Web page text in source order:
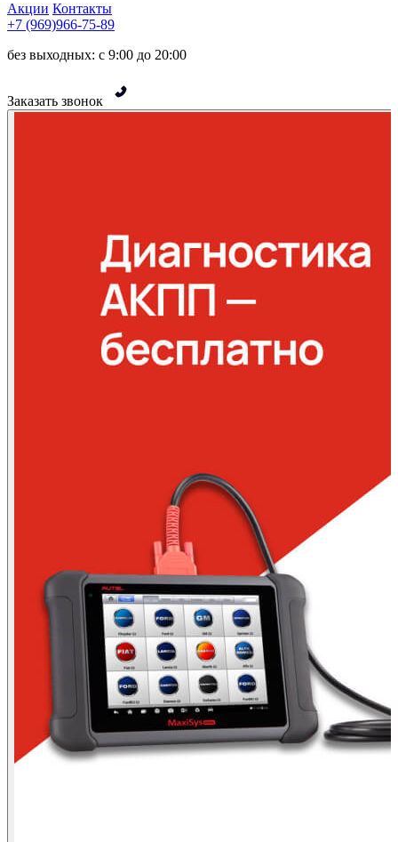
Акции Контакты
+7 (969)966-75-89
без выходных: с 9:00 до 20:00
Заказать звонок